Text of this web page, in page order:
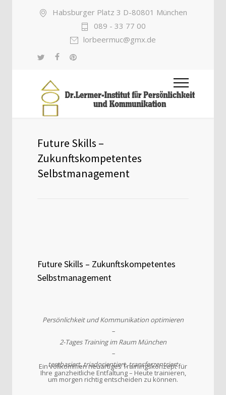
Habsburger Platz 3 D-80801 München
089 - 33 77 00
lorbeermuc@gmx.de
Future Skills –
Zukunftskompetentes
Selbstmanagement
Future Skills – Zukunftskompetentes
Selbstmanagement
Persönlichkeit und Kommunikation optimieren
–
2-Tages Training im Raum München
–
testbasiert, triadorientiert, transferzentriert
Ein vollkommen neuartiges Trainingskonzept für
Ihre ganzheitliche Entfaltung – Heute trainieren,
um morgen richtig entscheiden zu können.